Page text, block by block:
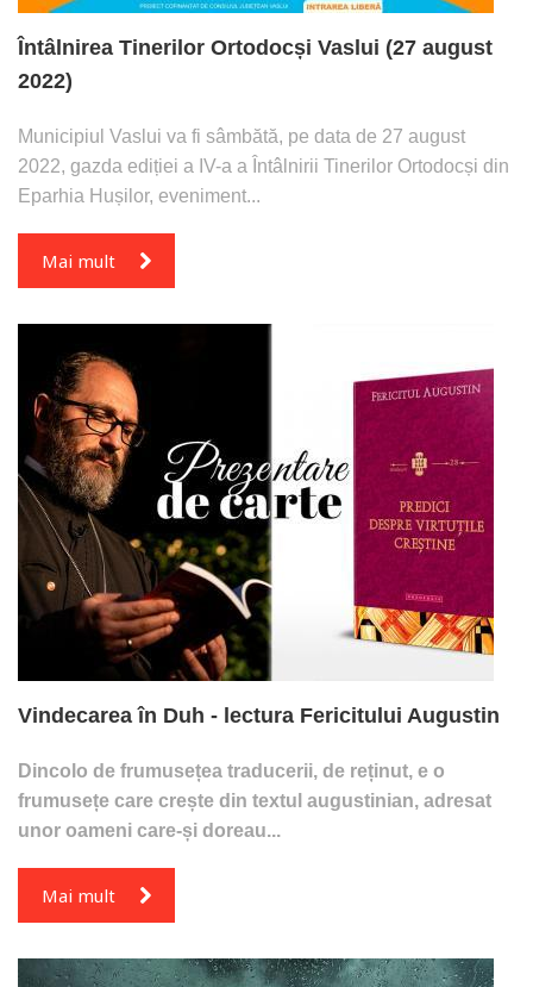
Întâlnirea Tinerilor Ortodocși Vaslui (27 august
2022)
Municipiul Vaslui va fi sâmbătă, pe data de 27 august
2022, gazda ediției a IV-a a Întâlnirii Tinerilor Ortodocși din
Eparhia Hușilor, eveniment...
Mai mult
Vindecarea în Duh - lectura Fericitului Augustin
Dincolo de frumusețea traducerii, de reținut, e o
frumusețe care crește din textul augustinian, adresat
unor oameni care-și doreau...
Mai mult